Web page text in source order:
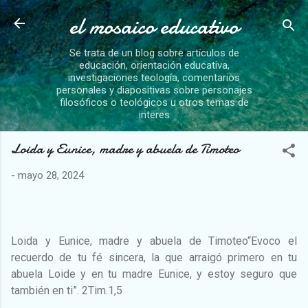
Ir al contenido principal
el mosaico educativo
Se trata de un blog sobre artículos de
educación, orientación educativa,
investigaciones teología, comentarios
personales y diapositivas sobre personajes
filosóficos o teológicos u otros temas de
interes
Loida y Eunice, madre y abuela de Timoteo
- mayo 28, 2024
Loida y Eunice, madre y abuela de Timoteo“Evoco el
recuerdo de tu fé sincera, la que arraigó primero en tu
abuela Loide y en tu madre Eunice, y estoy seguro que
también en ti”. 2Tim.1,5